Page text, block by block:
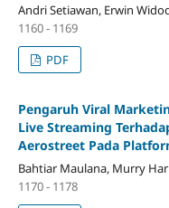
Andri Setiawan, Erwin
1160 - 1169
PDF
Pengaruh Viral
Live Streaming
Aerostreet Pada
Bahtiar Maulana, Murry
1170 - 1178